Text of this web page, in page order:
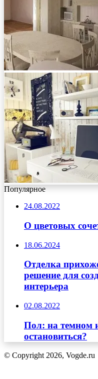
Популярное
24.08.2022
О цветовых
18.06.2024
Отделка
решение для
интерьера
02.08.2022
Пол: на темном
остановиться?
© Copyright 2026, Vogde.ru